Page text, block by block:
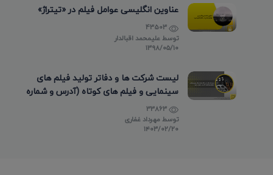
عناوین انگلیسی عوامل فیلم در «تیتراژ»
توسطعلیمحمد اقبالدار
۱۳۹۸/۰۵/۱۰
لیست شرکت ها و دفاتر تولید فیلم های
سینمایی و فیلم های کوتاه (آدرس و شماره
تماس)
توسط مهرداد غفاری
۱۴۰۳/۰۲/۲۰